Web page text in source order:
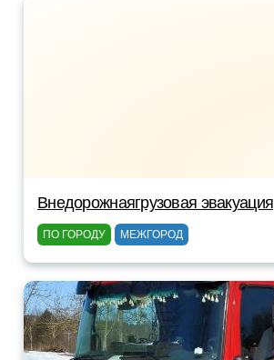
Внедорожнаягрузовая эвакуация
ПО ГОРОДУ МЕЖГОРОД